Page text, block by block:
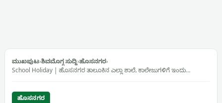
ಮುಖಪುಟ›ಶಿವಮೊಗ್ಗ ಸುದ್ದಿ›ಹೊಸನಗರ›
School Holiday | ಹೊಸನಗರ ತಾಲೂಕಿನ ಎಲ್ಲಾ ಶಾಲೆ, ಕಾಲೇಜುಗಳಿಗೆ ಇಂದು…
ಹೊಸನಗರ